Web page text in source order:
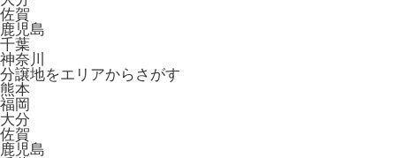
佐賀
鹿児島
千葉
神奈川
分譲地をエリアからさがす
熊本
福岡
大分
佐賀
鹿児島